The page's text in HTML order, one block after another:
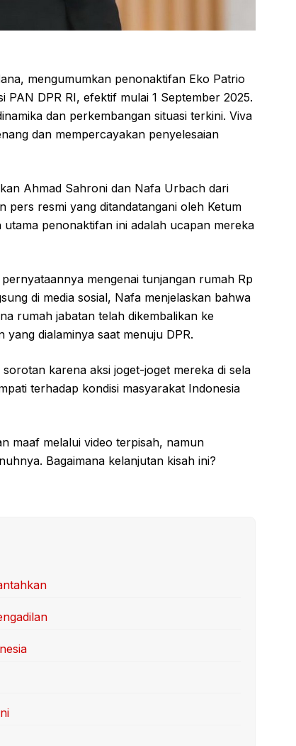
mengumumkan penonaktifan Eko Patrio
DPR RI, efektif mulai 1 September 2025.
dan perkembangan situasi terkini. Viva
dan mempercayakan penyelesaian
Ahmad Sahroni dan Nafa Urbach dari
pers resmi yang ditandatangani oleh Ketum
penonaktifan ini adalah ucapan mereka
mengenai tunjangan rumah Rp
di media sosial, Nafa menjelaskan bahwa
rumah jabatan telah dikembalikan ke
dialaminya saat menuju DPR.
karena aksi joget-joget mereka di sela
terhadap kondisi masyarakat Indonesia
maaf melalui video terpisah, namun
Bagaimana kelanjutan kisah ini?